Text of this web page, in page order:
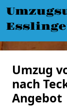
Umzug
nach
Angebot